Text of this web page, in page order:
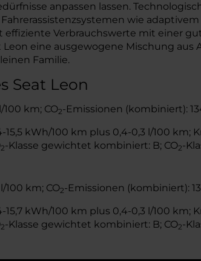
anpassen lassen.
wie
Verbrauchswerte mit einer
eine ausgewogene Mischung
Familie.
Seat Leon
km; CO2-Emissionen (kombiniert):
kWh/100 km plus 0,4-0,3 l/100
2-Klasse gewichtet kombiniert: B; CO2-
km; CO2-Emissionen (kombiniert):
kWh/100 km plus 0,4-0,3 l/100
2-Klasse gewichtet kombiniert: B; CO2-